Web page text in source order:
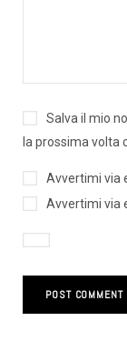
Salva il mio
la prossima volta
Avvertimi via
Avvertimi via